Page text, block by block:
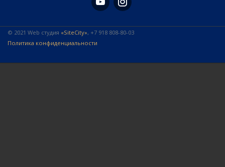
© 2021 Web студия «SiteCity», +7 918 808-80-03
Политика конфиденциальности